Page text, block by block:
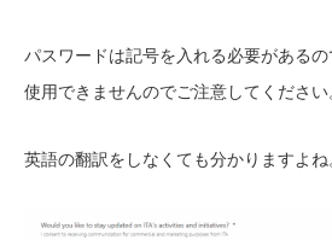
パスワードは記号を入れる必要があるの
使用できませんのでご注意してください
英語の翻訳をしなくても分かりますよね